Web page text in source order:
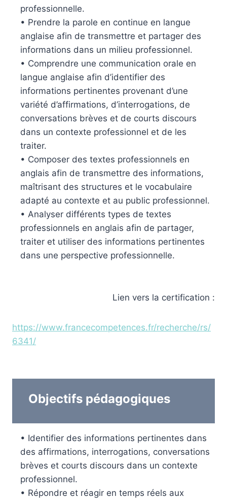
professionnelle.
• Prendre la parole en continue en langue
anglaise afin de transmettre et partager des
informations dans un milieu professionnel.
• Comprendre une communication orale en
langue anglaise afin d’identifier des
informations pertinentes provenant d’une
variété d’affirmations, d’interrogations, de
conversations brèves et de courts discours
dans un contexte professionnel et de les
traiter.
• Composer des textes professionnels en
anglais afin de transmettre des informations,
maîtrisant des structures et le vocabulaire
adapté au contexte et au public professionnel.
• Analyser différents types de textes
professionnels en anglais afin de partager,
traiter et utiliser des informations pertinentes
dans une perspective professionnelle.
Lien vers la certification :
https://www.francecompetences.fr/recherche/rs/
6341/
Objectifs pédagogiques
• Identifier des informations pertinentes dans
des affirmations, interrogations, conversations
brèves et courts discours dans un contexte
professionnel.
• Répondre et réagir en temps réels aux